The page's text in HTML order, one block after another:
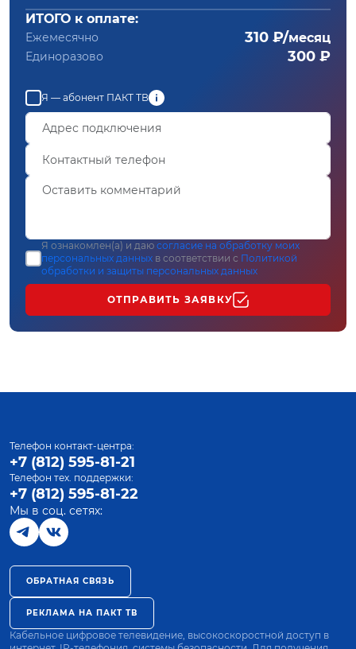
ИТОГО к оплате:
Ежемесячно 310 ₽/месяц
Единоразово 300 ₽
Я — абонент ПАКТ ТВ
Я ознакомлен(а) и даю согласие на обработку моих
персональных данных в соответствии с Политикой
обработки и защиты персональных данных
ОТПРАВИТЬ ЗАЯВКУ
Телефон контакт-центра:
+7 (812) 595-81-21
Телефон тех. поддержки:
+7 (812) 595-81-22
Мы в соц. сетях:
ОБРАТНАЯ СВЯЗЬ
РЕКЛАМА НА ПАКТ ТВ
Кабельное цифровое телевидение, высокоскоростной доступ в